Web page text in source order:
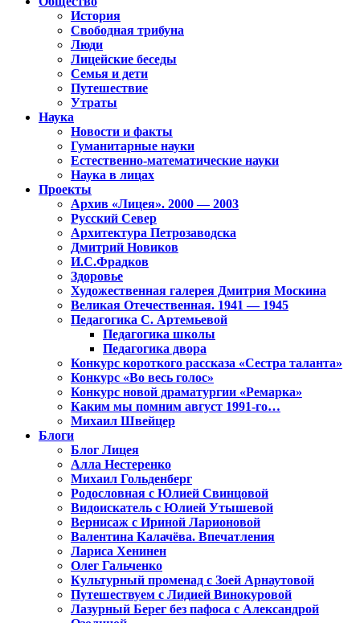
История
Свободная трибуна
Люди
Лицейские беседы
Семья и дети
Путешествие
Утраты
Наука
Новости и факты
Гуманитарные науки
Естественно-математические науки
Наука в лицах
Проекты
Архив «Лицея». 2000 — 2003
Русский Север
Архитектура Петрозаводска
Дмитрий Новиков
И.С.Фрадков
Здоровье
Художественная галерея Дмитрия Москина
Великая Отечественная. 1941 — 1945
Педагогика С. Артемьевой
Педагогика школы
Педагогика двора
Конкурс короткого рассказа «Сестра таланта»
Конкурс «Во весь голос»
Конкурс новой драматургии «Ремарка»
Каким мы помним август 1991-го…
Михаил Швейцер
Блоги
Блог Лицея
Алла Нестеренко
Михаил Гольденберг
Родословная с Юлией Свинцовой
Видоискатель с Юлией Утышевой
Вернисаж с Ириной Ларионовой
Валентина Калачёва. Впечатления
Лариса Хенинен
Олег Гальченко
Культурный променад с Зоей Арнаутовой
Путешествуем с Лидией Винокуровой
Лазурный Берег без пафоса с Александрой